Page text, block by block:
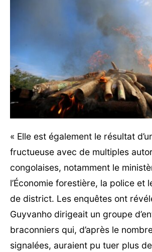
« Elle est également le résultat
fructueuse avec de multiples
congolaises, notamment le
l’Économie forestière, la police et
de district. Les enquêtes ont
Guyvanho dirigeait un groupe
braconniers qui, d’après le
signalées, auraient pu tuer plus